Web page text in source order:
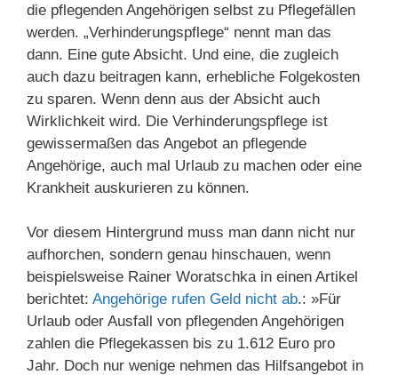
die pflegenden Angehörigen selbst zu Pflegefällen
werden. „Verhinderungspflege“ nennt man das
dann. Eine gute Absicht. Und eine, die zugleich
auch dazu beitragen kann, erhebliche Folgekosten
zu sparen. Wenn denn aus der Absicht auch
Wirklichkeit wird. Die Verhinderungspflege ist
gewissermaßen das Angebot an pflegende
Angehörige, auch mal Urlaub zu machen oder eine
Krankheit auskurieren zu können.
Vor diesem Hintergrund muss man dann nicht nur
aufhorchen, sondern genau hinschauen, wenn
beispielsweise Rainer Woratschka in einen Artikel
berichtet: Angehörige rufen Geld nicht ab.: »Für
Urlaub oder Ausfall von pflegenden Angehörigen
zahlen die Pflegekassen bis zu 1.612 Euro pro
Jahr. Doch nur wenige nehmen das Hilfsangebot in